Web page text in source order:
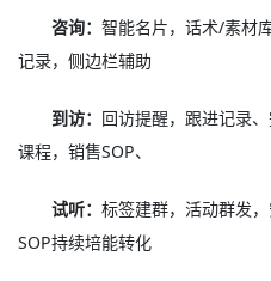
咨询：智能名片，话术/素材
记录，侧边栏辅助
到访： 回访提醒，跟进记录
课程，销售SOP、
试听：标签建群，活动群发
SOP持续培能转化